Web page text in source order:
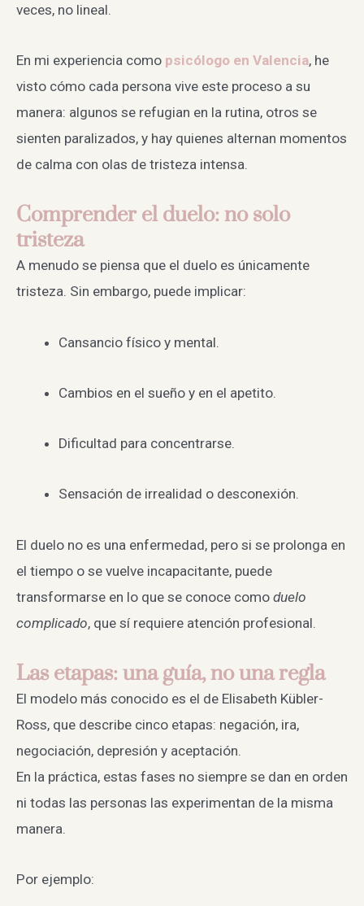
veces, no lineal.
En mi experiencia como psicólogo en Valencia, he
visto cómo cada persona vive este proceso a su
manera: algunos se refugian en la rutina, otros se
sienten paralizados, y hay quienes alternan momentos
de calma con olas de tristeza intensa.
Comprender el duelo: no solo
tristeza
A menudo se piensa que el duelo es únicamente
tristeza. Sin embargo, puede implicar:
Cansancio físico y mental.
Cambios en el sueño y en el apetito.
Dificultad para concentrarse.
Sensación de irrealidad o desconexión.
El duelo no es una enfermedad, pero si se prolonga en
el tiempo o se vuelve incapacitante, puede
transformarse en lo que se conoce como duelo
complicado, que sí requiere atención profesional.
Las etapas: una guía, no una regla
El modelo más conocido es el de Elisabeth Kübler-
Ross, que describe cinco etapas: negación, ira,
negociación, depresión y aceptación.
En la práctica, estas fases no siempre se dan en orden
ni todas las personas las experimentan de la misma
manera.
Por ejemplo: